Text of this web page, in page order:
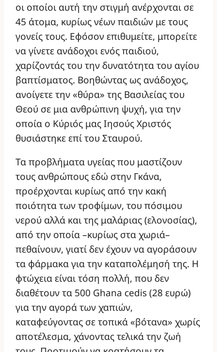
οι οποίοι αυτή την στιγμή ανέρχονται σε
45 άτομα, κυρίως νέων παιδιών με τους
γονείς τους. Εφόσον επιθυμείτε, μπορείτε
να γίνετε ανάδοχοι ενός παιδιού,
χαρίζοντάς του την δυνατότητα του αγίου
βαπτίσματος. Βοηθώντας ως ανάδοχος,
ανοίγετε την «θύρα» της Βασιλείας του
Θεού σε μια ανθρώπινη ψυχή, για την
οποία ο Κύριός μας Ιησούς Χριστός
θυσιάστηκε επί του Σταυρού.
Τα προβλήματα υγείας που μαστίζουν
τους ανθρώπους εδώ στην Γκάνα,
προέρχονται κυρίως από την κακή
ποιότητα των τροφίμων, του πόσιμου
νερού αλλά και της μαλάριας (ελονοσίας),
από την οποία –κυρίως στα χωριά–
πεθαίνουν, γιατί δεν έχουν να αγοράσουν
τα φάρμακα για την καταπολέμησή της. Η
φτώχεια είναι τόση πολλή, που δεν
διαθέτουν τα 500 Ghana cedis (28 ευρώ)
για την αγορά των χαπιών,
καταφεύγοντας σε τοπικά «βότανα» χωρίς
αποτέλεσμα, χάνοντας τελικά την ζωή